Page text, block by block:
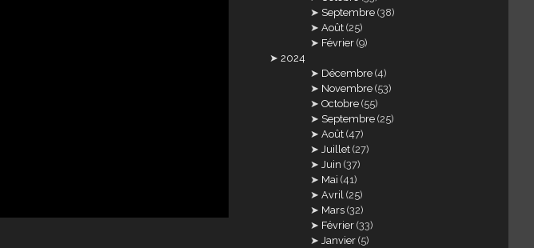
Septembre (38)
Août (25)
Février (9)
2024
Décembre (4)
Novembre (53)
Octobre (55)
Septembre (25)
Août (47)
Juillet (27)
Juin (37)
Mai (41)
Avril (25)
Mars (32)
Février (33)
Janvier (5)